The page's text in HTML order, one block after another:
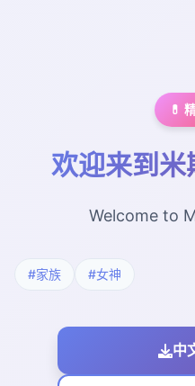
💊
欢迎来到
Welcome to
#家族 #女神
中